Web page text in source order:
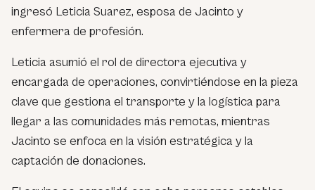
ingresó Leticia Suarez, esposa de Jacinto y
enfermera de profesión.
Leticia asumió el rol de directora ejecutiva y
encargada de operaciones, convirtiéndose en la pieza
clave que gestiona el transporte y la logística para
llegar a las comunidades más remotas, mientras
Jacinto se enfoca en la visión estratégica y la
captación de donaciones.